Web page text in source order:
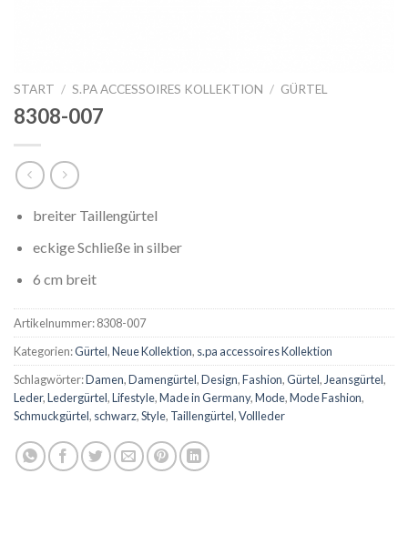
START / S.PA ACCESSOIRES KOLLEKTION / GÜRTEL
8308-007
breiter Taillengürtel
eckige Schließe in silber
6 cm breit
Artikelnummer:8308-007
Kategorien:Gürtel,Neue Kollektion, s.pa accessoires Kollektion
Schlagwörter:Damen,Damengürtel,Design,Fashion,Gürtel,Jeansgürtel,
Leder,Ledergürtel,Lifestyle,Made in Germany,Mode,Mode Fashion,
Schmuckgürtel, schwarz,Style, Taillengürtel,Vollleder